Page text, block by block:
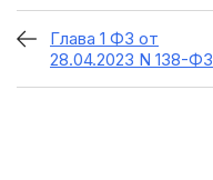
Глава 1 ФЗ от
28.04.2023 N 138-ФЗ